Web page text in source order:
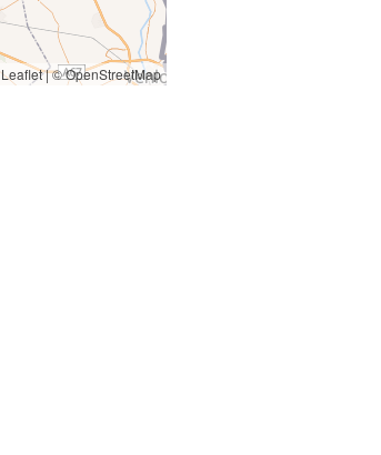
Leaflet|© OpenStreetMap